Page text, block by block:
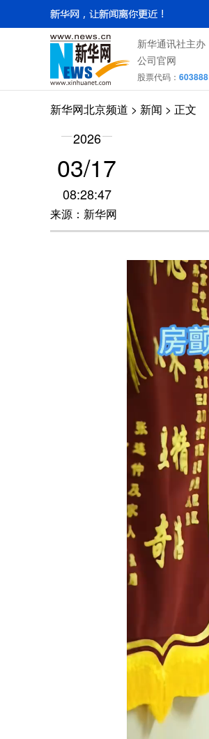
新华通讯社主办
公司官网
股票代码： 603888
新华网北京频道 > 新闻 > 正文
2026
03/17
08:28:47
来源：新华网